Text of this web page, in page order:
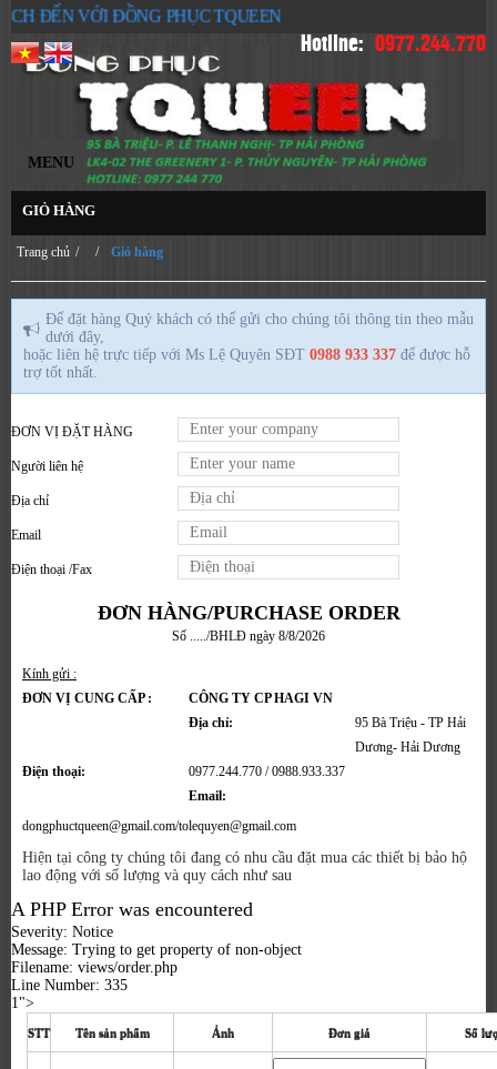
ĐẾN VỚI ĐỒNG PHỤC TQUEEN
Hotline: 0977.244.770
GIỎ HÀNG
Trang chủ / Giỏ hàng
Để đặt hàng Quý khách có thể gửi cho chúng tôi thông tin theo mẫu
dưới đây,
hoặc liên hệ trực tiếp với Ms Lệ Quyên SĐT 0988 933 337 để được hỗ
trợ tốt nhất.
ĐƠN VỊ ĐẶT HÀNG
Người liên hệ
Địa chỉ
Email
Điện thoại /Fax
ĐƠN HÀNG/PURCHASE ORDER
Số ...../BHLĐ ngày 8/8/2026
Kính gửi :
ĐƠN VỊ CUNG CẤP :
CÔNG TY CP HAGI VN
Địa chỉ:
95 Bà Triệu - TP Hải
Dương- Hải Dương
Điện thoại:
0977.244.770 / 0988.933.337
Email:
dongphuctqueen@gmail.com/tolequyen@gmail.com
Hiện tại công ty chúng tôi đang có nhu cầu đặt mua các thiết bị bảo hộ
lao động với số lượng và quy cách như sau
A PHP Error was encountered
Severity: Notice
Message: Trying to get property of non-object
Filename: views/order.php
Line Number: 335
1">
STT Tên sản phẩm Ảnh Đơn giá Số